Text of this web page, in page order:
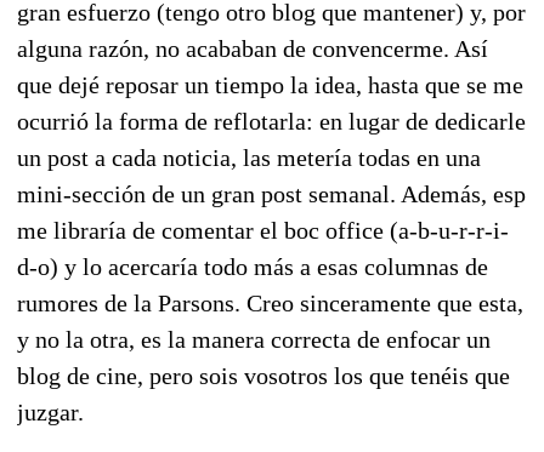
gran esfuerzo (tengo otro blog que mantener) y, por
alguna razón, no acababan de convencerme. Así
que dejé reposar un tiempo la idea, hasta que se me
ocurrió la forma de reflotarla: en lugar de dedicarle
un post a cada noticia, las metería todas en una
mini-sección de un gran post semanal. Además, esp
me libraría de comentar el boc office (a-b-u-r-r-i-
d-o) y lo acercaría todo más a esas columnas de
rumores de la Parsons. Creo sinceramente que esta,
y no la otra, es la manera correcta de enfocar un
blog de cine, pero sois vosotros los que tenéis que
juzgar.